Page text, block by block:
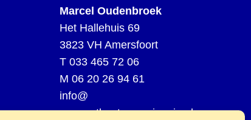
Marcel Oudenbroek
Het Hallehuis 69
3823 VH Amersfoort
T 033 465 72 06
M 06 20 26 94 61
info@
poppentheatercassiopeia.nl